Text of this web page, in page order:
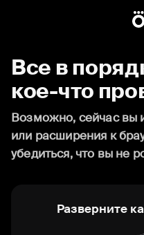
Все в
кое-что
Возможно, сейчас вы
или расширения к
убедиться, что вы не
Разверните